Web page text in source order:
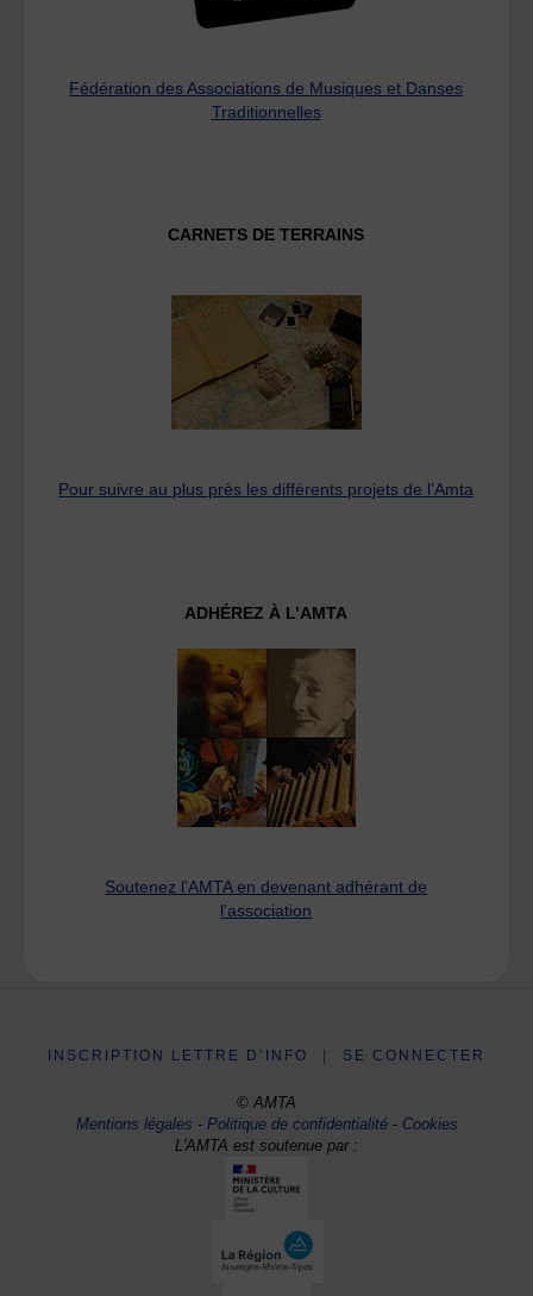
Fédération des Associations de Musiques et Danses
Traditionnelles
CARNETS DE TERRAINS
Pour suivre au plus près les différents projets de l’Amta
ADHÉREZ À L’AMTA
Soutenez l'AMTA en devenant adhérant de
l'association
INSCRIPTION LETTRE D’INFO SE CONNECTER
© AMTA
Mentions légales -Politique de confidentialité- Cookies
L'AMTA est soutenue par :